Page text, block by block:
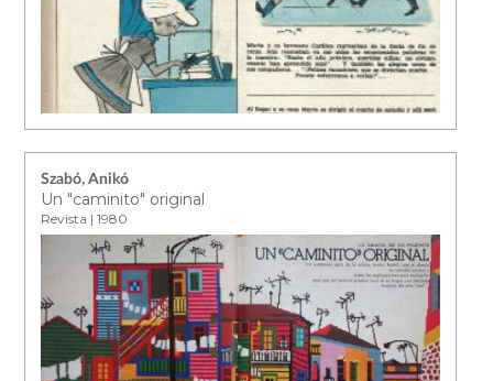
Szabó, Anikó
Un "caminito" original
Revista | 1980